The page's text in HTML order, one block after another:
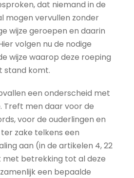
dat niemand in de
mogen vervullen zonder
wijze geroepen en daarin
volgen nu de nodige
wijze waarop deze roeping
stand komt.
een onderscheid met
Treft men daar voor de
voor de ouderlingen en
zake telkens een
aan (in de artikelen 4, 22
met betrekking tot al deze
een bepaalde